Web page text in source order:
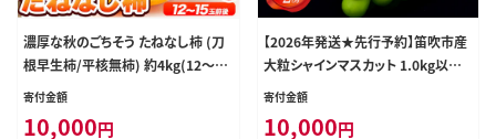
濃厚な秋のごちそう たねなし柿 (刀
根早生柿/平核無柿) 約4kg(12～15
玉前後)《2026年9月中旬-11月上旬
柿 産地直送 柿 果物 フルーツ 2L～
寄付金額
10,000円
【2026年発送★先行予約】笛吹市産
大粒シャインマスカット 1.0kg以上
(2房) 227-001-26y
寄付金額
10,000円